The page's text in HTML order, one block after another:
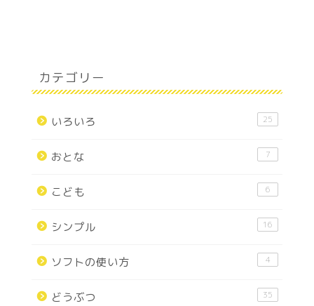
カテゴリー
いろいろ 25
おとな 7
こども 6
シンプル 16
ソフトの使い方 4
どうぶつ 35